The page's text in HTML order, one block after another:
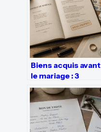
rénovation et les
secrets d’un
investissement
réussi
Biens acquis avant
le mariage : 3
erreurs de preuve
qui menacent
votre patrimoine